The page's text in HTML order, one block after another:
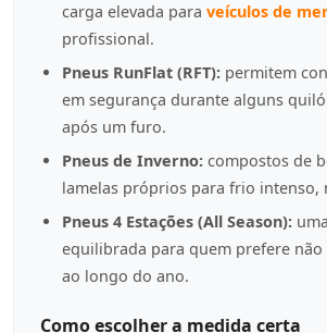
carga elevada para veículos de
profissional.
Pneus RunFlat (RFT): permitem
em segurança durante alguns
após um furo.
Pneus de Inverno: compostos de
lamelas próprios para frio intenso,
Pneus 4 Estações (All Season):
equilibrada para quem prefere
ao longo do ano.
Como escolher a medida certa